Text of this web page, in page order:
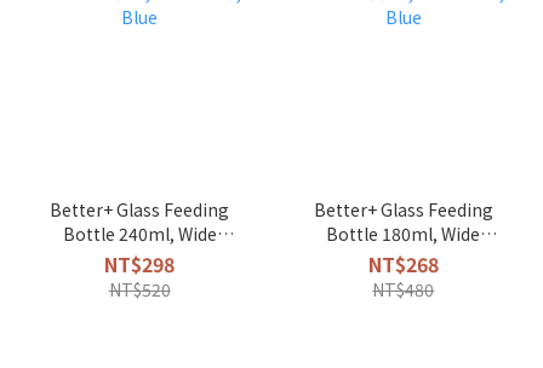
Better+ Glass Feeding
Bottle 240ml, Wide
Neck, Blue
NT$298
NT$520
Better+ Glass Feeding
Bottle 180ml, Wide
Neck, Blue
NT$268
NT$480